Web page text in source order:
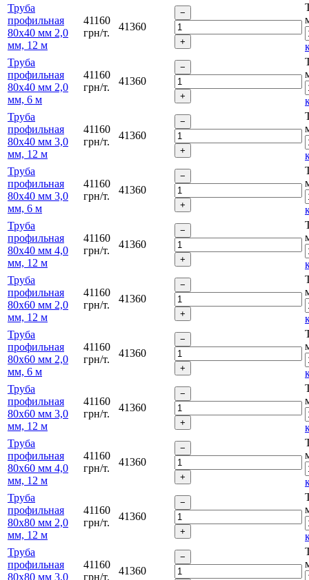
Труба
профильная
80х40 мм 2,0
мм, 12 м
41160
грн/т.
41360
Труба
профильная
80х40 мм 2,0
мм, 6 м
41160
грн/т.
41360
Труба
профильная
80х40 мм 3,0
мм, 12 м
41160
грн/т.
41360
Труба
профильная
80х40 мм 3,0
мм, 6 м
41160
грн/т.
41360
Труба
профильная
80х40 мм 4,0
мм, 12 м
41160
грн/т.
41360
Труба
профильная
80х60 мм 2,0
мм, 12 м
41160
грн/т.
41360
Труба
профильная
80х60 мм 2,0
мм, 6 м
41160
грн/т.
41360
Труба
профильная
80х60 мм 3,0
мм, 12 м
41160
грн/т.
41360
Труба
профильная
80х60 мм 4,0
мм, 12 м
41160
грн/т.
41360
Труба
профильная
80х80 мм 2,0
мм, 12 м
41160
грн/т.
41360
Труба
профильная
80х80 мм 3,0
41160
грн/т.
41360